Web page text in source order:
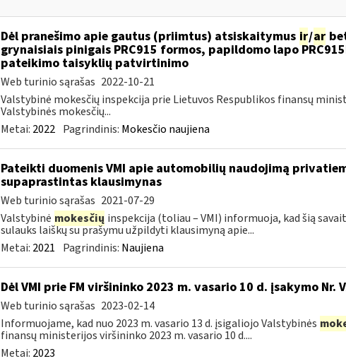
Dėl pranešimo apie gautus (priimtus) atsiskaitymus ir/ar
grynaisiais pinigais PRC915 formos, papildomo lapo
pateikimo taisyklių patvirtinimo
Web turinio sąrašas 2022-10-21
Valstybinė mokesčių inspekcija prie Lietuvos Respublikos finansų
Valstybinės mokesčių...
Metai: 2022 Pagrindinis: Mokesčio naujiena
Pateikti duomenis VMI apie automobilių naudojimą
supaprastintas klausimynas
Web turinio sąrašas 2021-07-29
Valstybinė mokesčių inspekcija (toliau – VMI) informuoja, kad šią
sulauks laiškų su prašymu užpildyti klausimyną apie...
Metai: 2021 Pagrindinis: Naujiena
Dėl VMI prie FM viršininko 2023 m. vasario 10 d. įsakymo Nr.
Web turinio sąrašas 2023-02-14
Informuojame, kad nuo 2023 m. vasario 13 d. įsigaliojo Valstybinės
finansų ministerijos viršininko 2023 m. vasario 10 d....
Metai: 2023